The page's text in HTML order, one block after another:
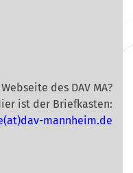
des DAV MA?
ist der Briefkasten:
mannheim.de